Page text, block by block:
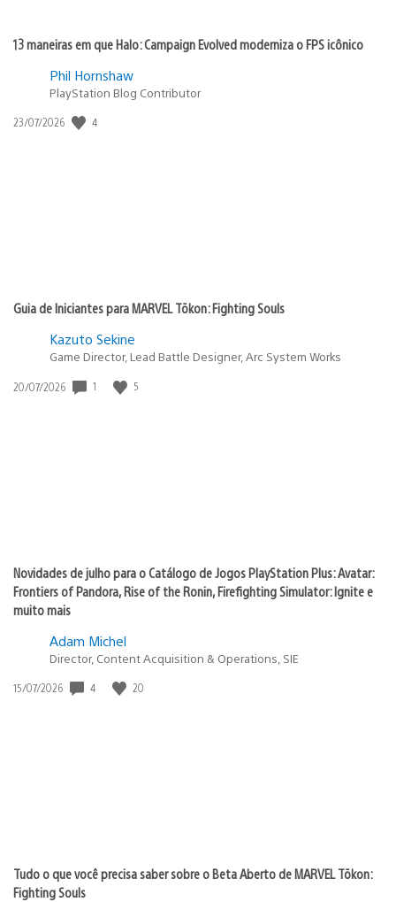
13 maneiras em que Halo: Campaign Evolved moderniza o FPS icônico
Phil Hornshaw
PlayStation Blog Contributor
Data
23/07/2026 4
Guia de Iniciantes para MARVEL Tōkon: Fighting Souls
Kazuto Sekine
Game Director, Lead Battle Designer, Arc System Works
Data
20/07/2026 1 5
Novidades de julho para o Catálogo de Jogos PlayStation Plus: Avatar:
Frontiers of Pandora, Rise of the Ronin, Firefighting Simulator: Ignite e
muito mais
Adam Michel
Director, Content Acquisition & Operations, SIE
Data
15/07/2026 4 20
Tudo o que você precisa saber sobre o Beta Aberto de MARVEL Tōkon:
Fighting Souls